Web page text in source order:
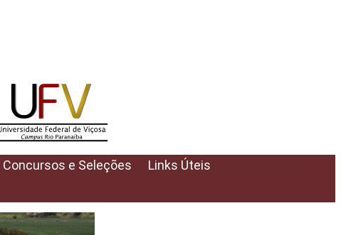
Concursos e Seleções Links Úteis